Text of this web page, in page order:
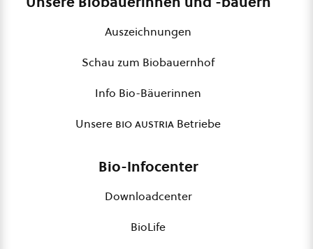
Auszeichnungen
Schau zum Biobauernhof
Info Bio-Bäuerinnen
Unsere bio austria Betriebe
Bio-Infocenter
Downloadcenter
BioLife